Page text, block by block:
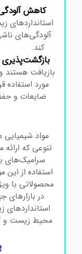
کاهش آلودگی
استانداردهای
آلودگی‌های
کند.مواد
بازگشت‌پذیری
بازیافت هستند و
مورد استفاده
ضایعات و حفظ
مواد شیمیایی
تنوعی که ارائه
سرامیک‌های با
استفاده از این
محصولاتی با
در بازارهای
استانداردهای
محیط زیست و